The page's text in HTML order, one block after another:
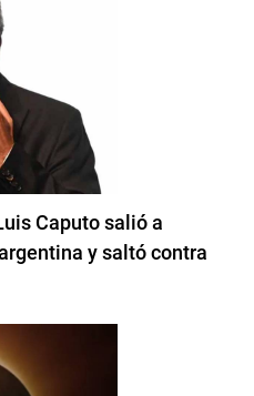
Caputo salió a
y saltó contra